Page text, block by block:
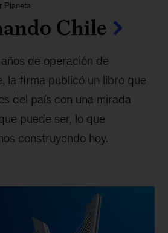
Planeta
Chile
de operación de
la firma publicó un libro que
del país con una mirada
puede ser, lo que
construyendo hoy.